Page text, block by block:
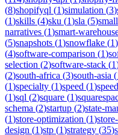
(8)shopifyql (1)simulation (3)
(1)skills (4)sku (1)sla (5)
narratives (1)smart-
(5)snapshots (1)snowflake (1)
(4)software-comparison (1)
selection (2)software-stack (1
(2)south-africa (3)south-asia (
(1)specialty (1)speed (1)
(1)sql (2)square (1)
schema (2)startup (2)state-
(1)store-optimization (1)
design (1)stp (1)strategy (35)